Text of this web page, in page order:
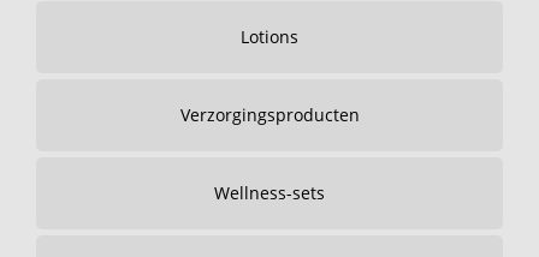
Lotions
Verzorgingsproducten
Wellness-sets